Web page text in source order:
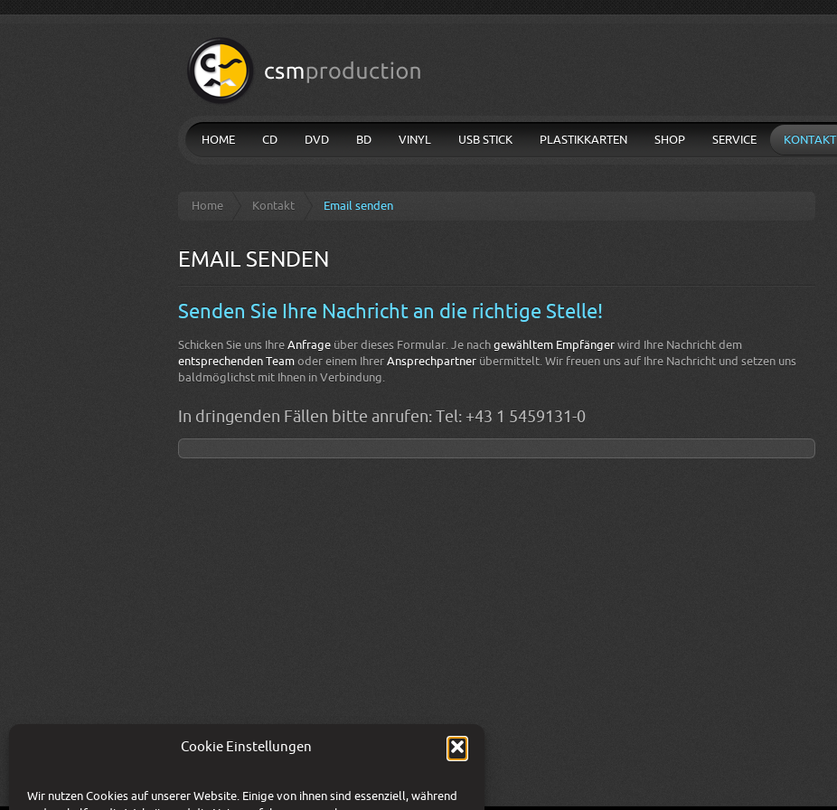
Cookie Einstellungen
Wir nutzen Cookies auf unserer Website. Einige von ihnen sind essenziell, während
HOME CD DVD BD VINYL USB STICK PLASTIKKARTEN SHOP SERVICE KONTAKT
Home Kontakt Email senden
EMAIL SENDEN
Senden Sie Ihre Nachricht an die richtige Stelle!
Schicken Sie uns Ihre Anfrage über dieses Formular. Je nach gewähltem Empfänger wird Ihre Nachricht dem
entsprechenden Team oder einem Ihrer Ansprechpartner übermittelt. Wir freuen uns auf Ihre Nachricht und setzen uns
baldmöglichst mit Ihnen in Verbindung.
In dringenden Fällen bitte anrufen: Tel: +43 1 5459131-0